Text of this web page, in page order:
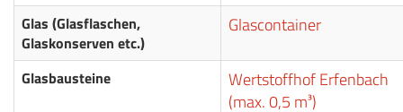
Glas (Glasflaschen,
Glaskonserven etc.)
Glascontainer
Glasbausteine
Wertstoffhof Erfenbach
(max. 0,5 m³)